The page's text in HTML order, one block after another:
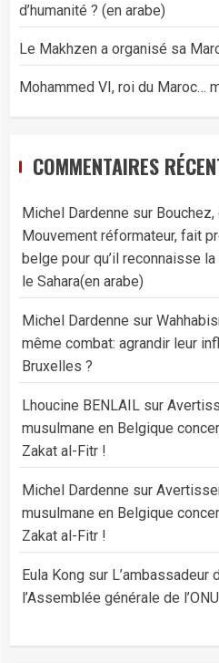
d’humanité ? (en arabe)
Le Makhzen a organisé sa
Mohammed VI, roi du Maroc…
COMMENTAIRES
Michel Dardenne sur
Mouvement réformateur, fait
belge pour qu’il reconnaisse
le Sahara(en arabe)
Michel Dardenne sur
même combat: agrandir leur
Bruxelles ?
Lhoucine BENLAIL sur
musulmane en Belgique
Zakat al-Fitr !
Michel Dardenne sur
musulmane en Belgique
Zakat al-Fitr !
Eula Kong sur L’ambassadeur
l’Assemblée générale de l’ONU